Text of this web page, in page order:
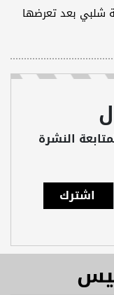
شلبي بعد تعرضها
النشرة